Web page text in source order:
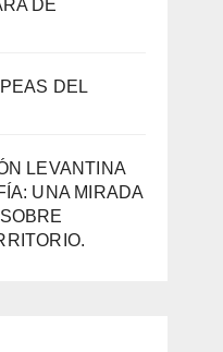
DE
DEL
LEVANTINA
UNA MIRADA